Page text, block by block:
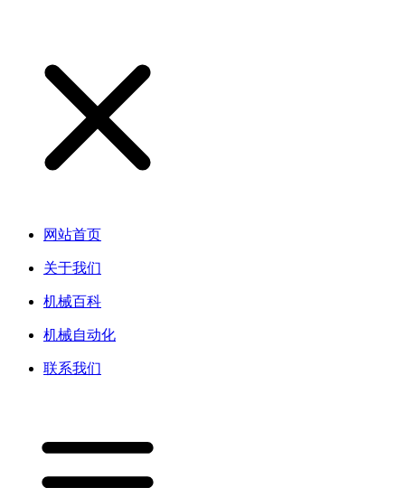
网站首页
关于我们
机械百科
机械自动化
联系我们